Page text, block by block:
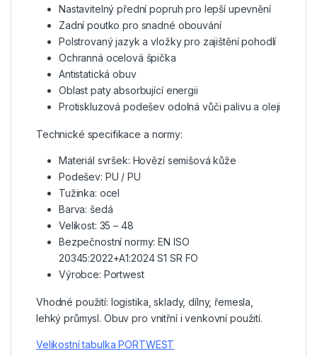
Nastavitelný přední popruh pro lepší upevnění
Zadní poutko pro snadné obouvání
Polstrovaný jazyk a vložky pro zajištění pohodlí
Ochranná ocelová špička
Antistatická obuv
Oblast paty absorbující energii
Protiskluzová podešev odolná vůči palivu a oleji
Technické specifikace a normy:
Materiál svršek: Hovězí semišová kůže
Podešev: PU / PU
Tužinka: ocel
Barva: šedá
Velikost: 35 – 48
Bezpečnostní normy: EN ISO
20345:2022+A1:2024 S1 SR FO
Výrobce: Portwest
Vhodné použití: logistika, sklady, dílny, řemesla,
lehký průmysl. Obuv pro vnitřní i venkovní použití.
Velikostní tabulka PORTWEST